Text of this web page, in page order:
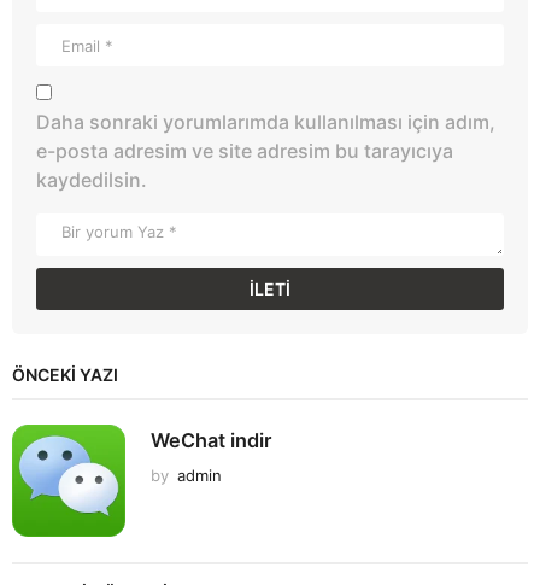
Daha sonraki yorumlarımda kullanılması için adım,
e-posta adresim ve site adresim bu tarayıcıya
kaydedilsin.
ÖNCEKI YAZI
WeChat indir
by admin